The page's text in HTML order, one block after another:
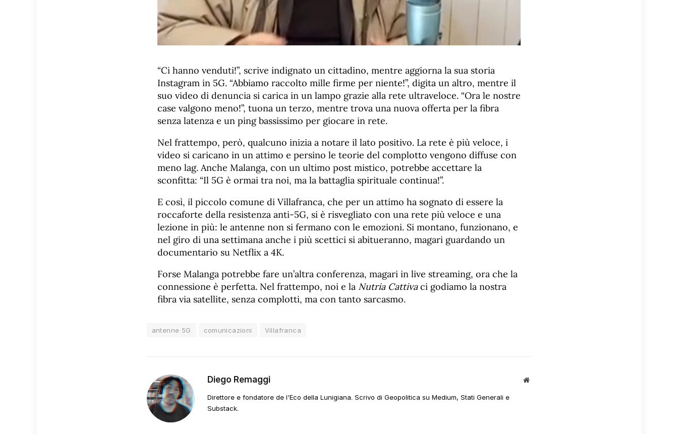
“Ci hanno venduti!”, scrive indignato un cittadino, mentre aggiorna la sua storia
Instagram in 5G. “Abbiamo raccolto mille firme per niente!”, digita un altro, mentre il
suo video di denuncia si carica in un lampo grazie alla rete ultraveloce. “Ora le nostre
case valgono meno!”, tuona un terzo, mentre trova una nuova offerta per la fibra
senza latenza e un ping bassissimo per giocare in rete.
Nel frattempo, però, qualcuno inizia a notare il lato positivo. La rete è più veloce, i
video si caricano in un attimo e persino le teorie del complotto vengono diffuse con
meno lag. Anche Malanga, con un ultimo post mistico, potrebbe accettare la
sconfitta: “Il 5G è ormai tra noi, ma la battaglia spirituale continua!”.
E così, il piccolo comune di Villafranca, che per un attimo ha sognato di essere la
roccaforte della resistenza anti-5G, si è risvegliato con una rete più veloce e una
lezione in più: le antenne non si fermano con le emozioni. Si montano, funzionano, e
nel giro di una settimana anche i più scettici si abitueranno, magari guardando un
documentario su Netflix a 4K.
Forse Malanga potrebbe fare un’altra conferenza, magari in live streaming, ora che la
connessione è perfetta. Nel frattempo, noi e la Nutria Cattivaci godiamo la nostra
fibra via satellite, senza complotti, ma con tanto sarcasmo.
antenne 5G comunicazioni Villafranca
Diego Remaggi
Sito
Direttore e fondatore de l'Eco della Lunigiana. Scrivo di Geopolitica su Medium, Stati Generali e
Substack.